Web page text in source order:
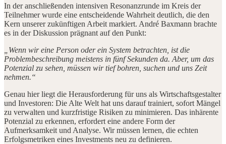
In der anschließenden intensiven Resonanzrunde im Kreis der
Teilnehmer wurde eine entscheidende Wahrheit deutlich, die den
Kern unserer zukünftigen Arbeit markiert. André Baxmann brachte
es in der Diskussion prägnant auf den Punkt:
„Wenn wir eine Person oder ein System betrachten, ist die
Problembeschreibung meistens in fünf Sekunden da. Aber, um das
Potenzial zu sehen, müssen wir tief bohren, suchen und uns Zeit
nehmen.“
Genau hier liegt die Herausforderung für uns als Wirtschaftsgestalter
und Investoren: Die Alte Welt hat uns darauf trainiert, sofort Mängel
zu verwalten und kurzfristige Risiken zu minimieren. Das inhärente
Potenzial zu erkennen, erfordert eine andere Form der
Aufmerksamkeit und Analyse. Wir müssen lernen, die echten
Erfolgsmetriken eines Investments neu zu definieren.